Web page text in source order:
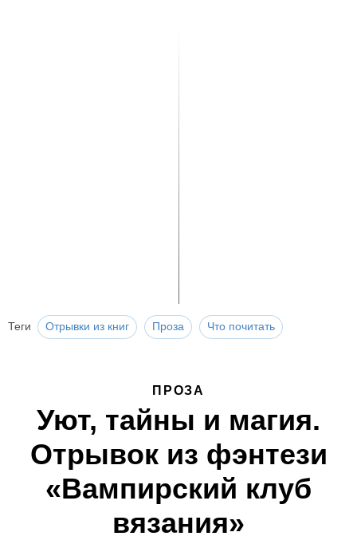
Теги Отрывки из книг Проза Что почитать
ПРОЗА
Уют, тайны и магия.
Отрывок из фэнтези
«Вампирский клуб
вязания»